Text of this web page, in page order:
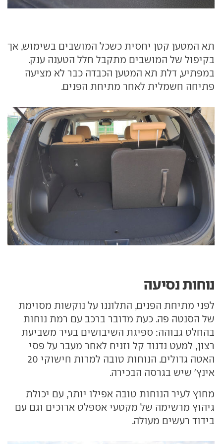
תא המטען קטן יחסית כשכל המושבים בשימוש, אך
בקיפול של המושבים מתקבל חלל הטענה ענק.
במפתיע, דלת תא המטען הכבדה כבר לא מציעה
פתיחה חשמלית לאחר מתיחת הפנים.
נוחות נסיעה
לפני מתיחת הפנים, התלוננו על נוקשות מסוימת
של הסנטה פה. כעת מדובר ברכב עם רמת נוחות
בהחלט גבוהה: ספיגת השיבושים בעיר משביעת
רצון, למעט נדנוד קל וזניח לאחר מעבר על פסי
האטה גדולים. הנוחות טובה למרות חישוקי 20
אינץ' שיש בגרסה הבכירה.
מחוץ לעיר הנוחות טובה אפילו יותר, עם יכולת
גיהוץ מרשימה של מקטעי אספלט ארוכים וגם עם
בידוד רעשים מעולה.